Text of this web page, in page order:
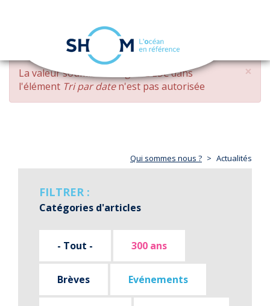
Aller
contenu
principal
navigation
×
MESSAGE
D'ERREUR
La valeur soumise changed DESCdans
l'élément Tri par daten'est pas autorisée
Qui sommes nous ? Actualités
FILTRER :
Catégories d'articles
- Tout - 300 ans
Brèves Evénements